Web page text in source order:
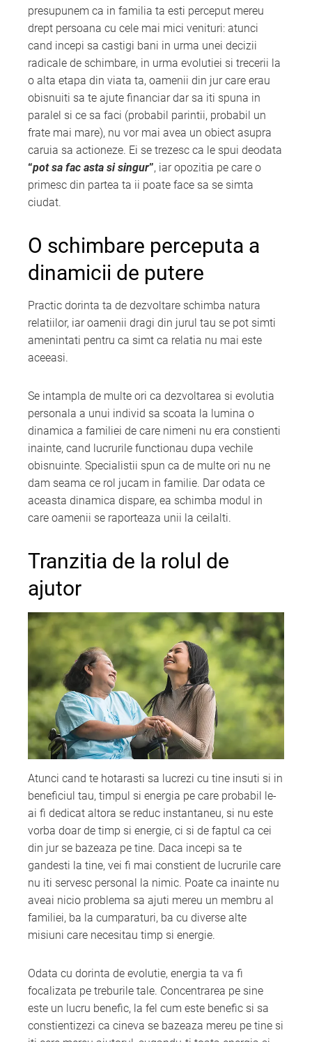
presupunem ca in familia ta esti perceput mereu
drept persoana cu cele mai mici venituri: atunci
cand incepi sa castigi bani in urma unei decizii
radicale de schimbare, in urma evolutiei si trecerii la
o alta etapa din viata ta, oamenii din jur care erau
obisnuiti sa te ajute financiar dar sa iti spuna in
paralel si ce sa faci (probabil parintii, probabil un
frate mai mare), nu vor mai avea un obiect asupra
caruia sa actioneze. Ei se trezesc ca le spui deodata
“pot sa fac asta si singur”, iar opozitia pe care o
primesc din partea ta ii poate face sa se simta
ciudat.
O schimbare perceputa a
dinamicii de putere
Practic dorinta ta de dezvoltare schimba natura
relatiilor, iar oamenii dragi din jurul tau se pot simti
amenintati pentru ca simt ca relatia nu mai este
aceeasi.
Se intampla de multe ori ca dezvoltarea si evolutia
personala a unui individ sa scoata la lumina o
dinamica a familiei de care nimeni nu era constienti
inainte, cand lucrurile functionau dupa vechile
obisnuinte. Specialistii spun ca de multe ori nu ne
dam seama ce rol jucam in familie. Dar odata ce
aceasta dinamica dispare, ea schimba modul in
care oamenii se raporteaza unii la ceilalti.
Tranzitia de la rolul de
ajutor
Atunci cand te hotarasti sa lucrezi cu tine insuti si in
beneficiul tau, timpul si energia pe care probabil le-
ai fi dedicat altora se reduc instantaneu, si nu este
vorba doar de timp si energie, ci si de faptul ca cei
din jur se bazeaza pe tine. Daca incepi sa te
gandesti la tine, vei fi mai constient de lucrurile care
nu iti servesc personal la nimic. Poate ca inainte nu
aveai nicio problema sa ajuti mereu un membru al
familiei, ba la cumparaturi, ba cu diverse alte
misiuni care necesitau timp si energie.
Odata cu dorinta de evolutie, energia ta va fi
focalizata pe treburile tale. Concentrarea pe sine
este un lucru benefic, la fel cum este benefic si sa
constientizezi ca cineva se bazeaza mereu pe tine si